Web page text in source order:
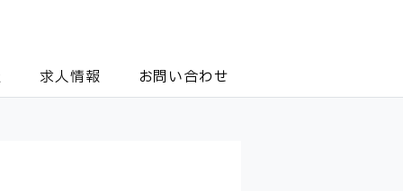
求人情報 お問い合わせ